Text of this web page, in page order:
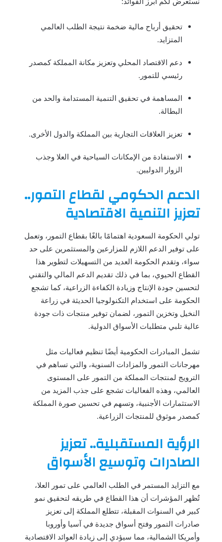
تحقيق أرباح مالية ضخمة نتيجة الطلب العالمي
المتزايد.
دعم الاقتصاد المحلي وتعزيز مكانة المملكة كمصدر
رئيسي للتمور.
المساهمة في تحقيق التنمية المستدامة والحد من
البطالة.
تعزيز العلاقات التجارية بين المملكة والدول الأخرى.
الاستفادة من الإمكانات السياحية في العلا وجذب
الزوار الدوليين.
الدعم الحكومي لقطاع التمور..
تعزيز التنمية الاقتصادية
تولي الحكومة السعودية اهتمامًا بالغًا بقطاع التمور، وتعمل
على توفير الدعم اللازم للمزارعين والمستثمرين على حد
سواء، وتقدم الحكومة العديد من التسهيلات لتطوير هذا
القطاع الحيوي، بما في ذلك تقديم الدعم المالي والتقني
لتحسين جودة الإنتاج وزيادة الكفاءة الزراعية، كما تشجع
الحكومة على استخدام التكنولوجيا الحديثة في زراعة
النخيل وتخزين التمور، لضمان توفير منتجات ذات جودة
عالية تلبي متطلبات الأسواق الدولية.
تشمل المبادرات الحكومية أيضًا تنظيم فعاليات مثل
مهرجانات التمور والمزادات السنوية، والتي تساهم في
الترويج لمنتجات المملكة من التمور على المستوى
العالمي، وهذه الفعاليات تشجع على جذب المزيد من
الاستثمارات الأجنبية، وتسهم في تحسين صورة المملكة
كمصدر موثوق للمنتجات الزراعية.
الرؤية المستقبلية.. تعزيز
الصادرات وتوسيع الأسواق
مع التزايد المستمر في الطلب العالمي على تمور العلا،
تُظهر المؤشرات أن هذا القطاع في طريقه لتحقيق نمو
كبير في السنوات المقبلة، تتطلع المملكة إلى تعزيز
صادرات التمور وفتح أسواق جديدة في آسيا وأوروبا
وأمريكا الشمالية، مما سيؤدي إلى زيادة العوائد الاقتصادية